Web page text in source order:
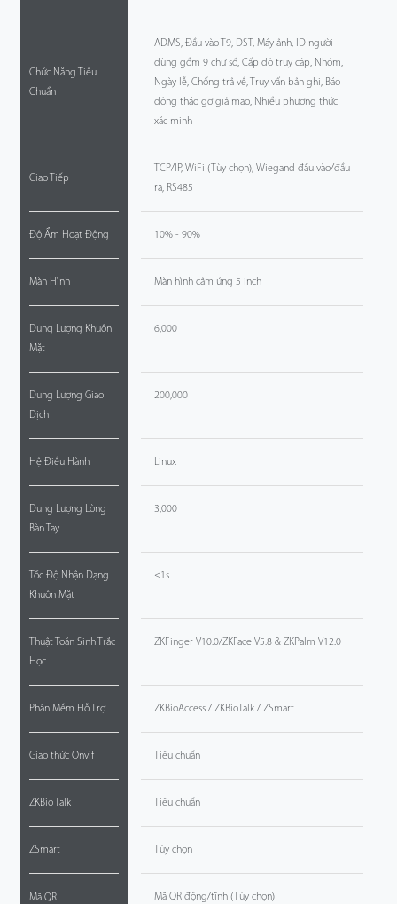
Chức Năng Tiêu
Chuẩn
Giao Tiếp
Độ Ẩm Hoạt Động
Màn Hình
Dung Lượng Khuôn
Mặt
Dung Lượng Giao
Dịch
Hệ Điều Hành
Dung Lượng Lòng
Bàn Tay
Tốc Độ Nhận Dạng
Khuôn Mặt
Thuật Toán Sinh Trắc
Học
Phần Mềm Hỗ Trợ
Giao thức Onvif
ZKBio Talk
ZSmart
Mã QR
ADMS, Đầu vào T9, DST, Máy ảnh, ID người
dùng gồm 9 chữ số, Cấp độ truy cập, Nhóm,
Ngày lễ, Chống trả về, Truy vấn bản ghi, Báo
động tháo gỡ giả mạo, Nhiều phương thức
xác minh
TCP/IP, WiFi (Tùy chọn), Wiegand đầu vào/đầu
ra, RS485
10% - 90%
Màn hình cảm ứng 5 inch
6,000
200,000
Linux
3,000
≤1s
ZKFinger V10.0/ZKFace V5.8 & ZKPalm V12.0
ZKBioAccess / ZKBioTalk / ZSmart
Tiêu chuẩn
Tiêu chuẩn
Tùy chọn
Mã QR động/tĩnh (Tùy chọn)